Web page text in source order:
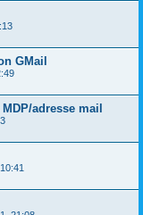
GMail
adresse mail